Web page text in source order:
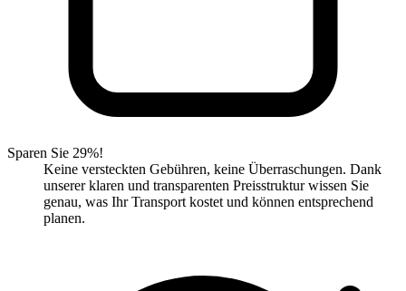
Sparen Sie 29%!
Keine versteckten Gebühren, keine Überraschungen. Dank
unserer klaren und transparenten Preisstruktur wissen Sie
genau, was Ihr Transport kostet und können entsprechend
planen.